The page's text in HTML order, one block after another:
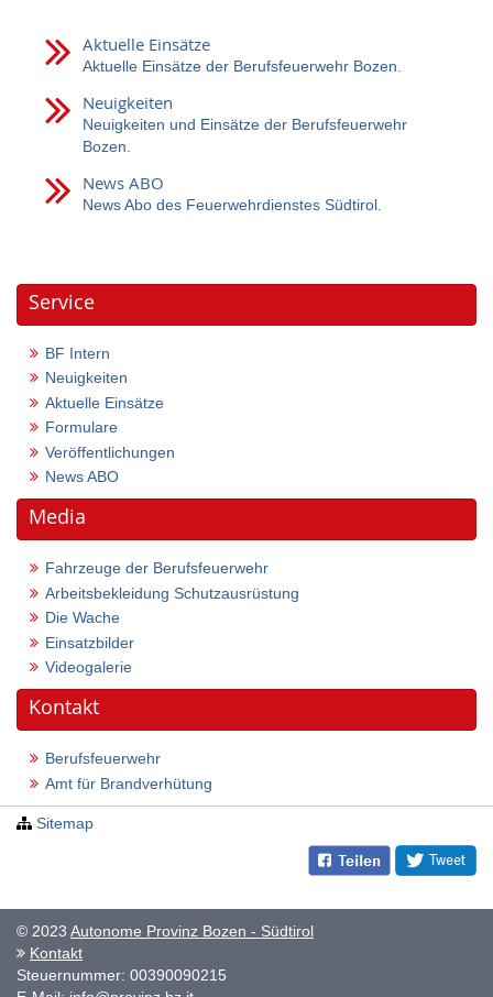
Aktuelle Einsätze
Aktuelle Einsätze der Berufsfeuerwehr Bozen.
Neuigkeiten
Neuigkeiten und Einsätze der Berufsfeuerwehr
Bozen.
News ABO
News Abo des Feuerwehrdienstes Südtirol.
Service
BF Intern
Neuigkeiten
Aktuelle Einsätze
Formulare
Veröffentlichungen
News ABO
Media
Fahrzeuge der Berufsfeuerwehr
Arbeitsbekleidung Schutzausrüstung
Die Wache
Einsatzbilder
Videogalerie
Kontakt
Berufsfeuerwehr
Amt für Brandverhütung
Sitemap
© 2023 Autonome Provinz Bozen - Südtirol
Kontakt
Steuernummer: 00390090215